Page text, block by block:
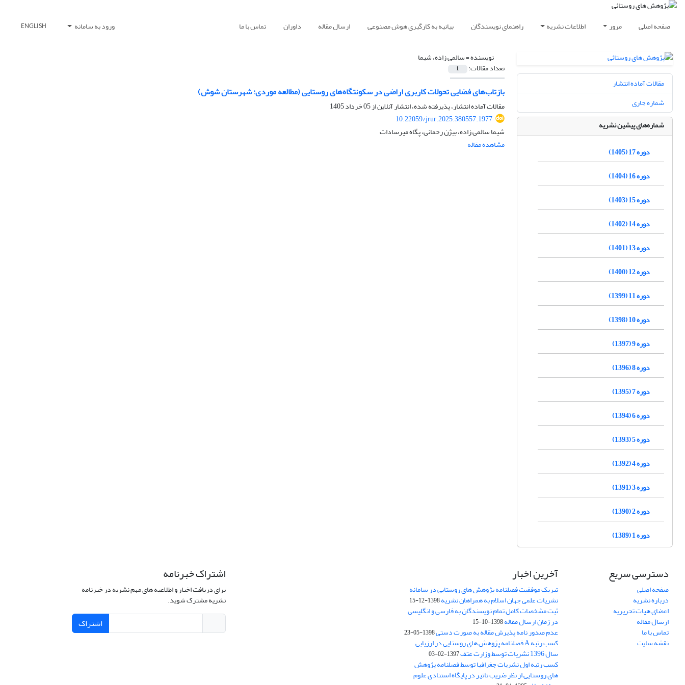
صفحه اصلی مرور اطلاعات نشریه راهنمای نویسندگان بیانیه به کارگیری هوش مصنوعی ارسال مقاله داوران تماس با ما ورود به سامانه ENGLISH
نویسنده =سالمی زاده، شیما
تعداد مقالات: 1
بازتاب‌های فضایی تحولات کاربری اراضی در سکونتگاه‌های روستایی (مطالعه موردی: شهرستان شوش)
مقالات آماده انتشار، پذیرفته شده، انتشار آنلاین از05 خرداد 1405
10.22059/jrur.2025.380557.1977
شیما سالمی زاده، بیژن رحمانی، پگاه میرسادات
مشاهده مقاله
مقالات آماده انتشار
شماره جاری
شماره‌های پیشین نشریه
دوره 17 (1405)
دوره 16 (1404)
دوره 15 (1403)
دوره 14 (1402)
دوره 13 (1401)
دوره 12 (1400)
دوره 11 (1399)
دوره 10 (1398)
دوره 9 (1397)
دوره 8 (1396)
دوره 7 (1395)
دوره 6 (1394)
دوره 5 (1393)
دوره 4 (1392)
دوره 3 (1391)
دوره 2 (1390)
دوره 1 (1389)
دسترسی سریع
صفحه اصلی
درباره نشریه
اعضای هیات تحریریه
ارسال مقاله
تماس با ما
نقشه سایت
آخرین اخبار
تبریک موفقیت فصلنامه پژوهش های روستایی در سامانه
نشریات علمی جهان اسلام به همراهان نشریه1398-12-15
ثبت مشخصات کامل تمام نویسندگان به فارسی و انگلیسی
در زمان ارسال مقاله1398-10-15
عدم صدور نامه پذیرش مقاله به صورت دستی1398-05-23
کسب رتبه A فصلنامه پژوهش های روستایی در ارزیابی
سال 1396 نشریات توسط وزارت عتف 1397-02-03
کسب رتبه اول نشریات جغرافیا توسط فصلنامه پژوهش
های روستایی از نظر ضریب تاثیر در پایگاه استنادی علوم
اشتراک خبرنامه
برای دریافت اخبار و اطلاعیه های مهم نشریه در خبرنامه
نشریه مشترک شوید.
اشتراک